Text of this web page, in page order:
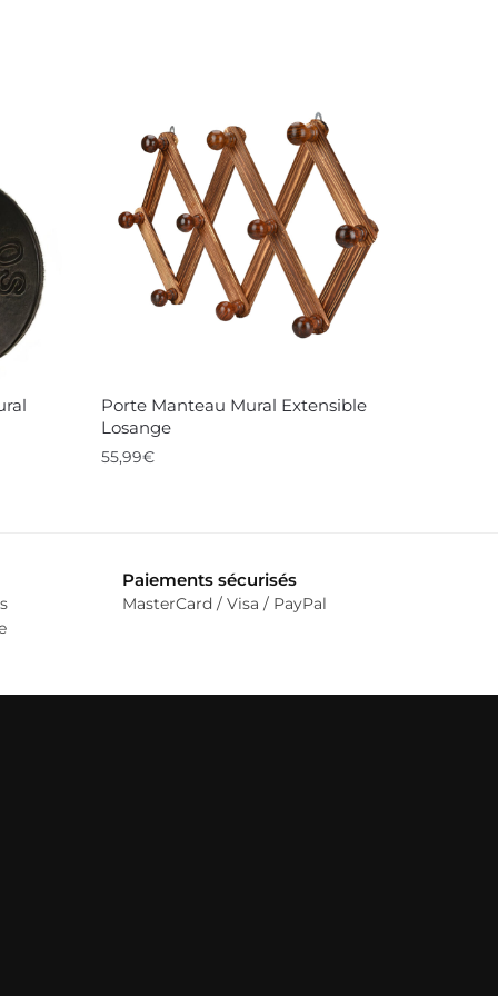
Porte Manteau Mural Extensible
Losange
55,99€
Paiements sécurisés
MasterCard / Visa / PayPal